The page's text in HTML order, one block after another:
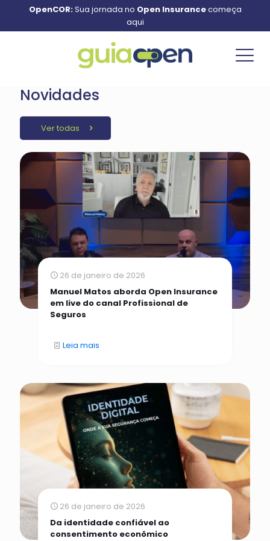
OpenCOR:Sua jornada no Open Insurancecomeça
aqui
Novidades
Ver todas
26 de janeiro de 2026
Manuel Matos aborda Open Insurance
em live do canal Profissional de
Seguros
Leia mais
26 de janeiro de 2026
Da identidade confiável ao
consentimento econômico